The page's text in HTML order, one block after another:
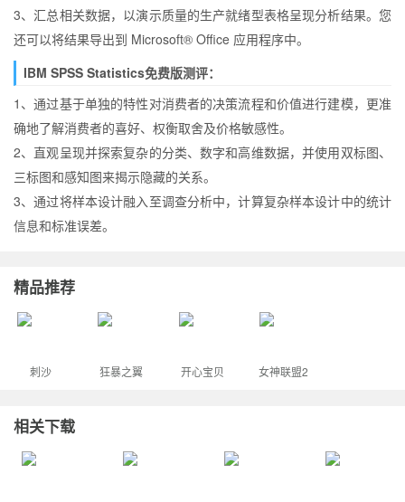
3、汇总相关数据，以演示质量的生产就绪型表格呈现分析结果。您
还可以将结果导出到 Microsoft® Office 应用程序中。
IBM SPSS Statistics免费版测评：
1、通过基于单独的特性对消费者的决策流程和价值进行建模，更准
确地了解消费者的喜好、权衡取舍及价格敏感性。
2、直观呈现并探索复杂的分类、数字和高维数据，并使用双标图、
三标图和感知图来揭示隐藏的关系。
3、通过将样本设计融入至调查分析中，计算复杂样本设计中的统计
信息和标准误差。
精品推荐
刺沙 狂暴之翼 开心宝贝 女神联盟2
相关下载